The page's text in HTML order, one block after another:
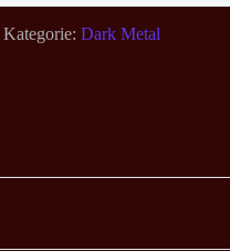
Kategorie: Dark Metal